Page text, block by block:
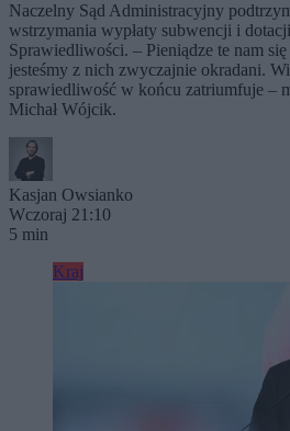
Naczelny Sąd Administracyjny
wstrzymania wypłaty subwencji i
Sprawiedliwości. – Pieniądze te nam
jesteśmy z nich zwyczajnie okradani.
sprawiedliwość w końcu zatriumfuje –
Michał Wójcik.
Kasjan Owsianko
Wczoraj 21:10
5 min
Kraj